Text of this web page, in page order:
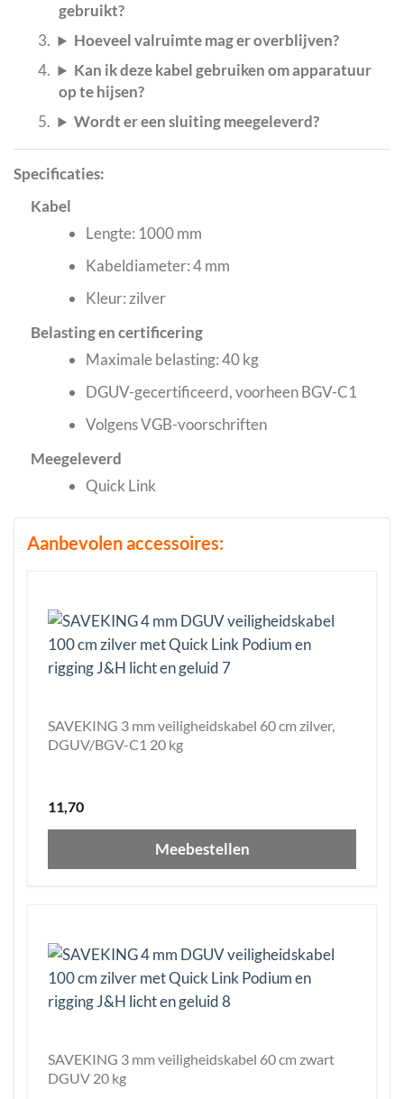
gebruikt?
Hoeveel valruimte mag er overblijven?
Kan ik deze kabel gebruiken om apparatuur
op te hijsen?
Wordt er een sluiting meegeleverd?
Specificaties:
Kabel
Lengte: 1000 mm
Kabeldiameter: 4 mm
Kleur: zilver
Belasting en certificering
Maximale belasting: 40 kg
DGUV-gecertificeerd, voorheen BGV-C1
Volgens VGB-voorschriften
Meegeleverd
Quick Link
Aanbevolen accessoires:
SAVEKING 3 mm veiligheidskabel 60 cm zilver,
DGUV/BGV-C1 20 kg
11,70
Meebestellen
SAVEKING 3 mm veiligheidskabel 60 cm zwart
DGUV 20 kg